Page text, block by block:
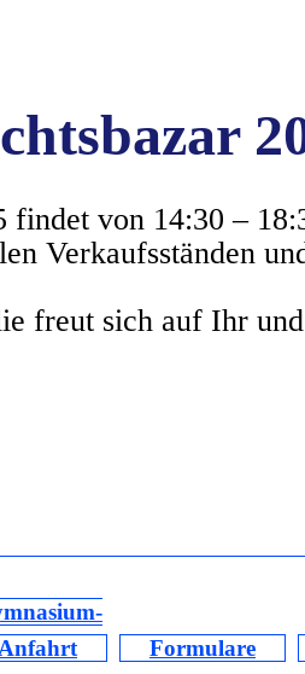
findet von 14:30 –
Verkaufsständen
freut sich auf Ihr
Anfahrt Formulare